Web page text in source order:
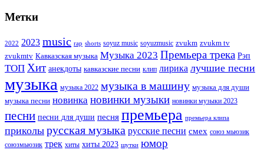
Метки
2022 2023 music rap shorts soyuz music soyuzmusic zvukm zvukm tv
zvukmtv Кавказская музыка Музыка 2023 Премьера трека Рэп
ТОП Хит анекдоты кавказские песни клип лирика лучшие песни
музыка музыка 2022 музыка в машину музыка для души
музыка песни новинка новинки музыки новинки музыки 2023
песни песни для души песня премьера премьера клипа
приколы русская музыка русские песни смех союз мьюзик
союзмьюзик трек хиты хиты 2023 шутки юмор